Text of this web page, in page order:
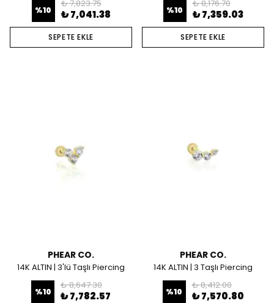
%10
₺ 7,823.75
₺ 7,041.38
SEPETE EKLE
%10
₺ 8,176.70
₺ 7,359.03
SEPETE EKLE
PHEAR CO.
14K ALTIN | 3'lü Taşlı Piercing
%10
₺ 8,647.30
₺ 7,782.57
PHEAR CO.
14K ALTIN | 3 Taşlı Piercing
%10
₺ 8,412.00
₺ 7,570.80